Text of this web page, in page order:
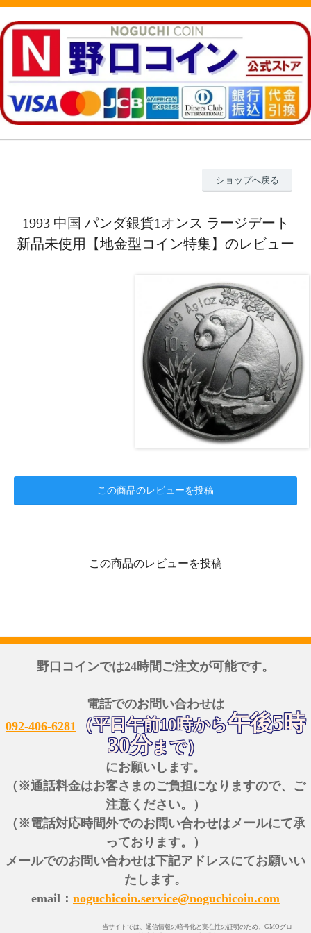
ショップへ戻る
1993 中国 パンダ銀貨1オンス ラージデート
新品未使用【地金型コイン特集】のレビュー
この商品のレビューを投稿
この商品のレビューを投稿
野口コインでは24時間ご注文が可能です。
電話でのお問い合わせは
092-406-6281
（平日午前10時から午後5時
30分まで）
にお願いします。
（※通話料金はお客さまのご負担になりますので、ご
注意ください。）
（※電話対応時間外でのお問い合わせはメールにて承
っております。）
メールでのお問い合わせは下記アドレスにてお願いい
たします。
email： noguchicoin.service@noguchicoin.com
当サイトでは、通信情報の暗号化と実在性の証明のため、GMOグロ